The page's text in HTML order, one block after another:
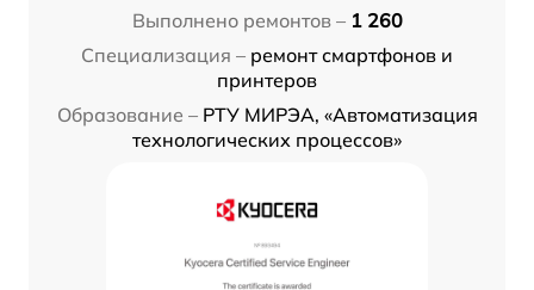
Выполнено ремонтов – 1 260
Специализация – ремонт смартфонов и
принтеров
Образование – РТУ МИРЭА, «Автоматизация
технологических процессов»